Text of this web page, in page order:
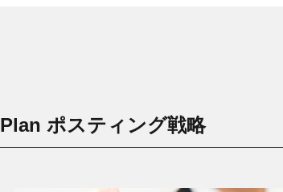
Plan ポスティング戦略